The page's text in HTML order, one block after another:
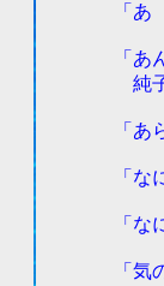
「あ おモ
「あんた
純子ち
「あら
「なに
「なにじ
「気のき